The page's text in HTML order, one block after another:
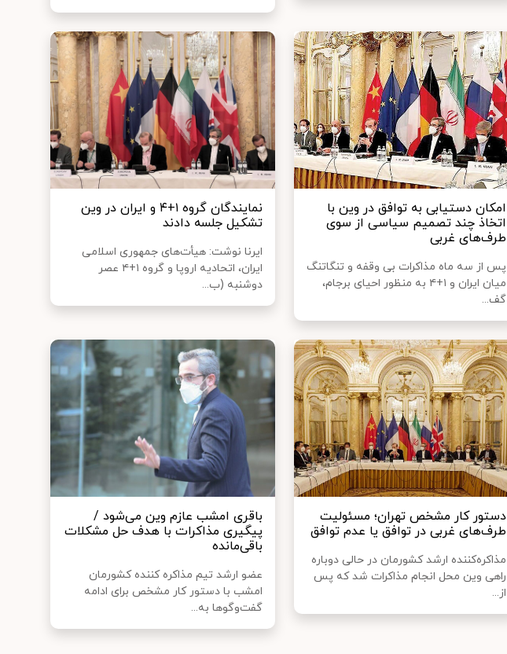
امکان دستیابی به توافق در وین با
اتخاذ چند تصمیم سیاسی از سوی
طرف‌های غربی
پس از سه ماه مذاکرات بی وقفه و تنگاتنگ
میان ایران و ۱+۴ به منظور احیای برجام،
گف...
نمایندگان گروه ۱+۴ و ایران در وین
تشکیل جلسه دادند
ایرنا نوشت: هیأت‌های جمهوری اسلامی
ایران، اتحادیه اروپا و گروه ۱+۴ عصر
دوشنبه (ب...
دستور کار مشخص تهران؛ مسئولیت
طرف‌های غربی در توافق یا عدم توافق
مذاکره‌کننده ارشد کشورمان در حالی دوباره
راهی وین محل انجام مذاکرات شد که پس
از...
باقری امشب عازم وین می‌شود /
پیگیری مذاکرات با هدف حل مشکلات
باقی‌مانده
عضو ارشد تیم مذاکره کننده کشورمان
امشب با دستور کار مشخص برای ادامه
گفت‌وگوها به...